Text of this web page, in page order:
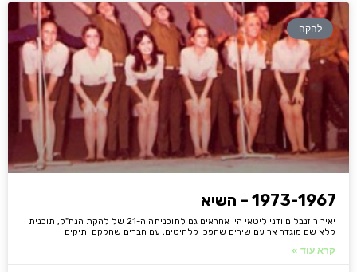
להקה
1973-1967 – השיא
יאיר רוזנבלום ודני ליטאי היו אחראים גם לתוכניתה ה-21 של להקת הנח"ל, תוכנית
ללא שם מוגדר אך עם שירים שהפכו ללהיטים, עם חברים שחלקם ותיקים
קרא עוד »